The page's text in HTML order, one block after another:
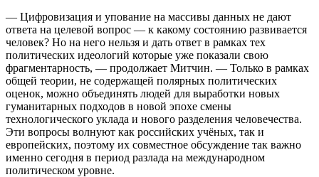
— Цифровизация и упование на массивы данных не дают
ответа на целевой вопрос — к какому состоянию развивается
человек? Но на него нельзя и дать ответ в рамках тех
политических идеологий которые уже показали свою
фрагментарность, — продолжает Митчин. — Только в рамках
общей теории, не содержащей полярных политических
оценок, можно объединять людей для выработки новых
гуманитарных подходов в новой эпохе смены
технологического уклада и нового разделения человечества.
Эти вопросы волнуют как российских учёных, так и
европейских, поэтому их совместное обсуждение так важно
именно сегодня в период разлада на международном
политическом уровне.